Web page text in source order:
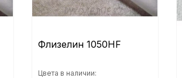
Флизелин 1050HF
Цвета в наличии: